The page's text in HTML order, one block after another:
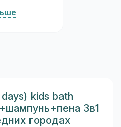
хорошую
при
kids bath
3в1
городах